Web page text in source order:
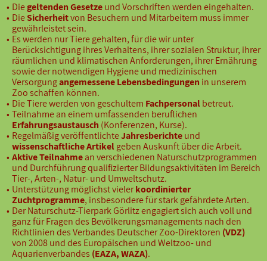
Diegeltenden Gesetzeund Vorschriften werden eingehalten.
DieSicherheitvon Besuchern und Mitarbeitern muss immer
gewährleistet sein.
Es werden nur Tiere gehalten, für die wir unter
Berücksichtigung ihres Verhaltens, ihrer sozialen Struktur, ihrer
räumlichen und klimatischen Anforderungen, ihrer Ernährung
sowie der notwendigen Hygiene und medizinischen
Versorgungangemessene Lebensbedingungen in unserem
Zoo schaffen können.
Die Tiere werden von geschultem Fachpersonalbetreut.
Teilnahme an einem umfassenden beruflichen
Erfahrungsaustausch (Konferenzen, Kurse).
Regelmäßig veröffentlichteJahresberichteund
wissenschaftliche Artikelgeben Auskunft über die Arbeit.
Aktive Teilnahmean verschiedenen Naturschutzprogrammen
und Durchführung qualifizierter Bildungsaktivitäten im Bereich
Tier-, Arten-, Natur- und Umweltschutz.
Unterstützung möglichst vielerkoordinierter
Zuchtprogramme, insbesondere für stark gefährdete Arten.
Der Naturschutz-Tierpark Görlitz engagiert sich auch voll und
ganz für Fragen des Bevölkerungsmanagements nach den
Richtlinien des Verbandes Deutscher Zoo-Direktoren (VDZ)
von 2008 und des Europäischen und Weltzoo- und
Aquarienverbandes (EAZA, WAZA).